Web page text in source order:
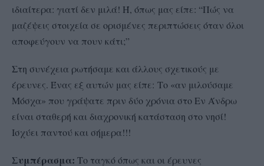
ιδιαίτερα: γιατί δεν μιλά! Ή, όπως μας είπε: “Πώς να
μαζέψεις στοιχεία σε ορισμένες περιπτώσεις όταν όλοι
αποφεύγουν να πουν κάτι;”
Στη συνέχεια ρωτήσαμε και άλλους σχετικούς με
έρευνες. Ένας εξ αυτών μας είπε: Το «αν μιλούσαμε
Μόσχα» που γράψατε πριν δύο χρόνια στο Εν Άνδρω
είναι σταθερή και διαχρονική κατάσταση στο νησί!
Ισχύει παντού και σήμερα!!!
Συμπέρασμα: Το ταγκό όπως και οι έρευνες